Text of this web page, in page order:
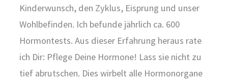
Kinderwunsch, den Zyklus, Eisprung und unser
Wohlbefinden. Ich befunde jährlich ca. 600
Hormontests. Aus dieser Erfahrung heraus rate
ich Dir: Pflege Deine Hormone! Lass sie nicht zu
tief abrutschen. Dies wirbelt alle Hormonorgane